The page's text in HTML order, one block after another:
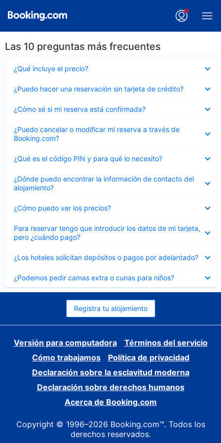
Las 10 preguntas más frecuentes
¿Qué incluye el precio?
cerrado
¿Puedo hacer una reservación sin tarjeta de crédito?
cerrado
¿Cómo sé si mi reserva está confirmada?
cerrado
¿Puedo cancelar o modificar mi reserva a través de
Booking.com?
cerrado
¿Qué es el código PIN y para qué lo necesito?
cerrado
¿Dónde puedo encontrar la información de contacto del
alojamiento?
cerrado
¿Cómo puedo ver los precios?
cerrado
Para reservar tengo que introducir los datos de mi tarjeta,
pero ¿cuándo pago?
cerrado
¿Los hoteles solicitan depósitos o pagos por adelantado?
cerrado
¿Podemos pedir camas extra o cunas para niños?
cerrado
Registra tu alojamiento
Versión para computadora
Términos del servicio
Cómo trabajamos
Política de privacidad
Declaración sobre la esclavitud moderna
Declaración sobre derechos humanos
Acerca de Booking.com
Copyright © 1996–2026 Booking.com™. Todos los
derechos reservados.